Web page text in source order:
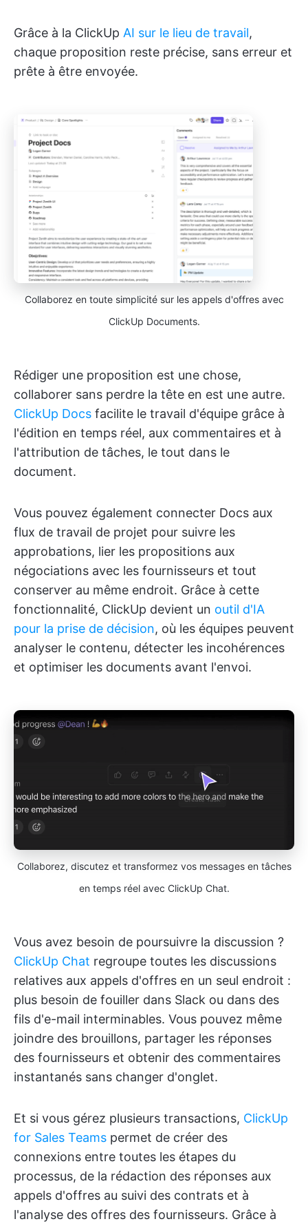
Grâce à la ClickUp AI sur le lieu de travail,
chaque proposition reste précise, sans erreur et
prête à être envoyée.
Collaborez en toute simplicité sur les appels d'offres avec
ClickUp Documents.
Rédiger une proposition est une chose,
collaborer sans perdre la tête en est une autre.
ClickUp Docs facilite le travail d'équipe grâce à
l'édition en temps réel, aux commentaires et à
l'attribution de tâches, le tout dans le
document.
Vous pouvez également connecter Docs aux
flux de travail de projet pour suivre les
approbations, lier les propositions aux
négociations avec les fournisseurs et tout
conserver au même endroit. Grâce à cette
fonctionnalité, ClickUp devient un outil d'IA
pour la prise de décision, où les équipes peuvent
analyser le contenu, détecter les incohérences
et optimiser les documents avant l'envoi.
Collaborez, discutez et transformez vos messages en tâches
en temps réel avec ClickUp Chat.
Vous avez besoin de poursuivre la discussion ?
ClickUp Chat regroupe toutes les discussions
relatives aux appels d'offres en un seul endroit :
plus besoin de fouiller dans Slack ou dans des
fils d'e-mail interminables. Vous pouvez même
joindre des brouillons, partager les réponses
des fournisseurs et obtenir des commentaires
instantanés sans changer d'onglet.
Et si vous gérez plusieurs transactions, ClickUp
for Sales Teams permet de créer des
connexions entre toutes les étapes du
processus, de la rédaction des réponses aux
appels d'offres au suivi des contrats et à
l'analyse des offres des fournisseurs. Grâce à